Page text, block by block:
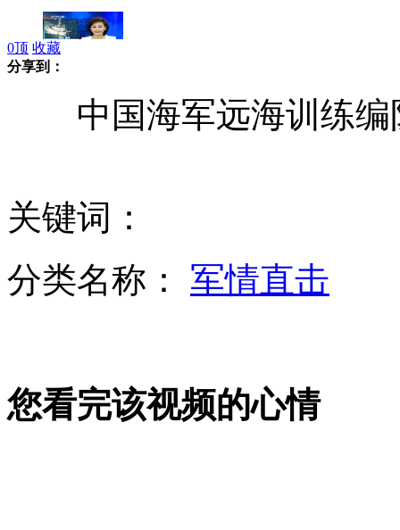
水均益访村山富市：寄望中日打破坚冰
0顶 收藏
分享到：
中国海军远海训练编
关键词：
分类名称： 军情直击
您看完该视频的心情